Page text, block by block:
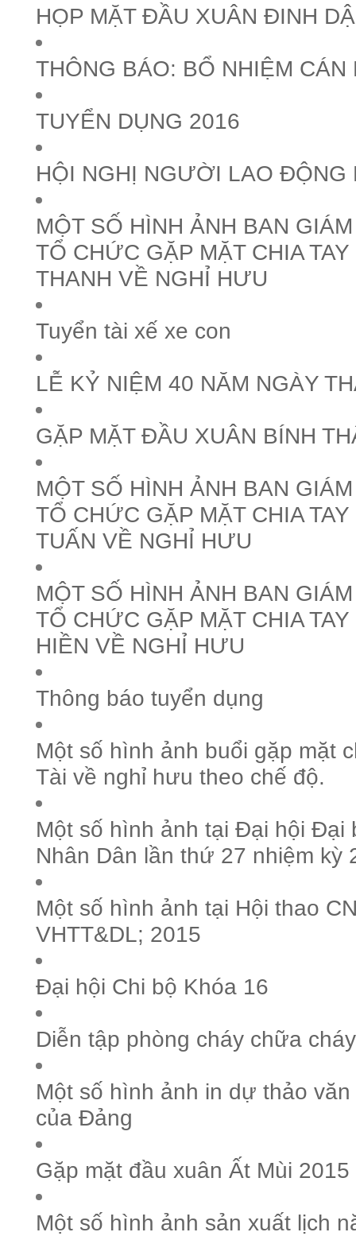
HỌP MẶT ĐẦU XUÂN ĐINH
THÔNG BÁO: BỔ NHIỆM
TUYỂN DỤNG 2016
HỘI NGHỊ NGƯỜI LAO ĐỘNG
MỘT SỐ HÌNH ẢNH BAN
TỔ CHỨC GẶP MẶT CHIA
THANH VỀ NGHỈ HƯU
Tuyển tài xế xe con
LỄ KỶ NIỆM 40 NĂM NGÀY
GẶP MẶT ĐẦU XUÂN BÍNH
MỘT SỐ HÌNH ẢNH BAN
TỔ CHỨC GẶP MẶT CHIA
TUẤN VỀ NGHỈ HƯU
MỘT SỐ HÌNH ẢNH BAN
TỔ CHỨC GẶP MẶT CHIA
HIỀN VỀ NGHỈ HƯU
Thông báo tuyển dụng
Một số hình ảnh buổi gặp mặt
Tài về nghỉ hưu theo chế độ.
Một số hình ảnh tại Đại hội Đại
Nhân Dân lần thứ 27 nhiệm kỳ
Một số hình ảnh tại Hội thao
VHTT&DL; 2015
Đại hội Chi bộ Khóa 16
Diễn tập phòng cháy chữa cháy
Một số hình ảnh in dự thảo
của Đảng
Gặp mặt đầu xuân Ất Mùi 2015
Một số hình ảnh sản xuất lịch